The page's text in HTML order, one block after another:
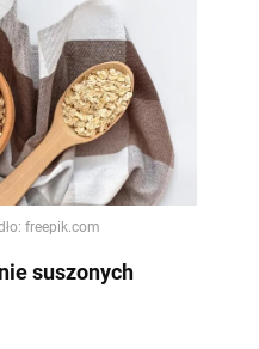
suszonych